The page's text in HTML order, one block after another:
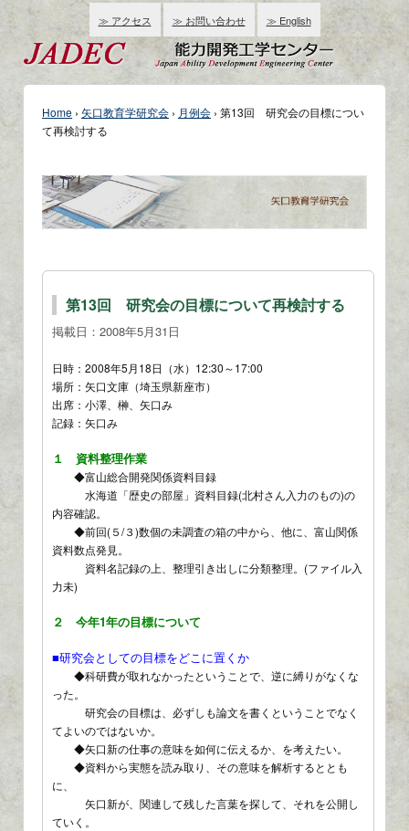
≫ アクセス ≫ お問い合わせ ≫ English
Home › 矢口教育学研究会 › 月例会 › 第13回 研究会の目標につい
て再検討する
第13回 研究会の目標について再検討する
掲載日： 2008年5月31日
日時：2008年5月18日（水）12:30～17:00
場所：矢口文庫（埼玉県新座市）
出席：小澤、榊、矢口み
記録：矢口み
１ 資料整理作業
◆富山総合開発関係資料目録
水海道「歴史の部屋」資料目録(北村さん入力のもの)の
内容確認。
◆前回(５/３)数個の未調査の箱の中から、他に、富山関係
資料数点発見。
資料名記録の上、整理引き出しに分類整理。(ファイル入
力未)
２ 今年1年の目標について
■研究会としての目標をどこに置くか
◆科研費が取れなかったということで、逆に縛りがなくな
った。
研究会の目標は、必ずしも論文を書くということでなく
てよいのではないか。
◆矢口新の仕事の意味を如何に伝えるか、を考えたい。
◆資料から実態を読み取り、その意味を解析するととも
に、
矢口新が、関連して残した言葉を探して、それを公開し
ていく。